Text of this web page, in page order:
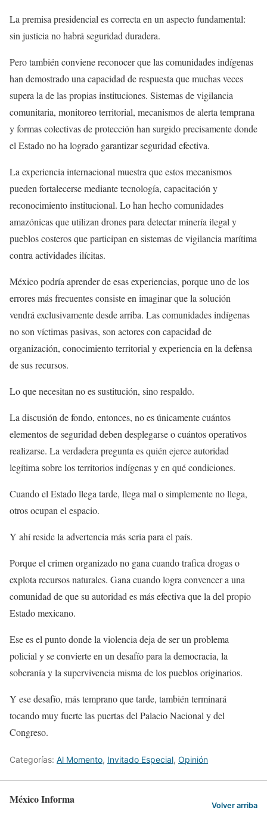
La premisa presidencial es correcta en un aspecto fundamental:
sin justicia no habrá seguridad duradera.
Pero también conviene reconocer que las comunidades indígenas
han demostrado una capacidad de respuesta que muchas veces
supera la de las propias instituciones. Sistemas de vigilancia
comunitaria, monitoreo territorial, mecanismos de alerta temprana
y formas colectivas de protección han surgido precisamente donde
el Estado no ha logrado garantizar seguridad efectiva.
La experiencia internacional muestra que estos mecanismos
pueden fortalecerse mediante tecnología, capacitación y
reconocimiento institucional. Lo han hecho comunidades
amazónicas que utilizan drones para detectar minería ilegal y
pueblos costeros que participan en sistemas de vigilancia marítima
contra actividades ilícitas.
México podría aprender de esas experiencias, porque uno de los
errores más frecuentes consiste en imaginar que la solución
vendrá exclusivamente desde arriba. Las comunidades indígenas
no son víctimas pasivas, son actores con capacidad de
organización, conocimiento territorial y experiencia en la defensa
de sus recursos.
Lo que necesitan no es sustitución, sino respaldo.
La discusión de fondo, entonces, no es únicamente cuántos
elementos de seguridad deben desplegarse o cuántos operativos
realizarse. La verdadera pregunta es quién ejerce autoridad
legítima sobre los territorios indígenas y en qué condiciones.
Cuando el Estado llega tarde, llega mal o simplemente no llega,
otros ocupan el espacio.
Y ahí reside la advertencia más seria para el país.
Porque el crimen organizado no gana cuando trafica drogas o
explota recursos naturales. Gana cuando logra convencer a una
comunidad de que su autoridad es más efectiva que la del propio
Estado mexicano.
Ese es el punto donde la violencia deja de ser un problema
policial y se convierte en un desafío para la democracia, la
soberanía y la supervivencia misma de los pueblos originarios.
Y ese desafío, más temprano que tarde, también terminará
tocando muy fuerte las puertas del Palacio Nacional y del
Congreso.
Categorías: Al Momento, Invitado Especial, Opinión
México Informa Volver arriba